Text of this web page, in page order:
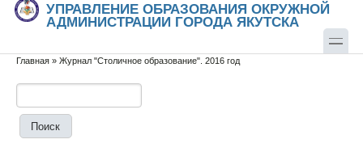
УПРАВЛЕНИЕ ОБРАЗОВАНИЯ ОКРУЖНОЙ
АДМИНИСТРАЦИИ ГОРОДА ЯКУТСКА
Вы здесь
Главная » Журнал "Столичное образование". 2016 год